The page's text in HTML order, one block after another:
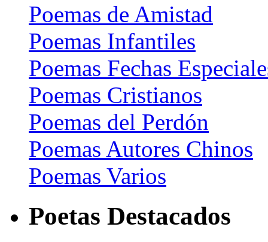
Poemas de Amistad
Poemas Infantiles
Poemas Fechas
Poemas Cristianos
Poemas del Perdón
Poemas Autores Chinos
Poemas Varios
Poetas Destacados